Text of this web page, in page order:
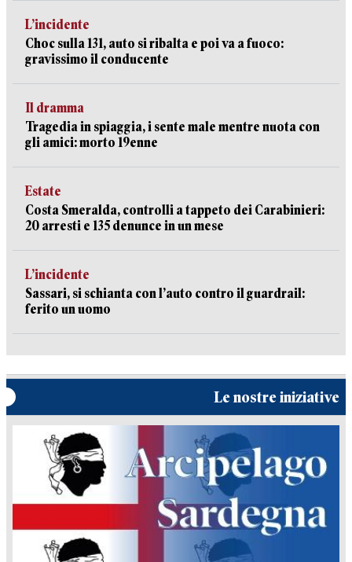
L’incidente
Choc sulla 131, auto si ribalta e poi va a fuoco:
gravissimo il conducente
Il dramma
Tragedia in spiaggia, i sente male mentre nuota con
gli amici: morto 19enne
Estate
Costa Smeralda, controlli a tappeto dei Carabinieri:
20 arresti e 135 denunce in un mese
L’incidente
Sassari, si schianta con l’auto contro il guardrail:
ferito un uomo
Le nostre iniziative